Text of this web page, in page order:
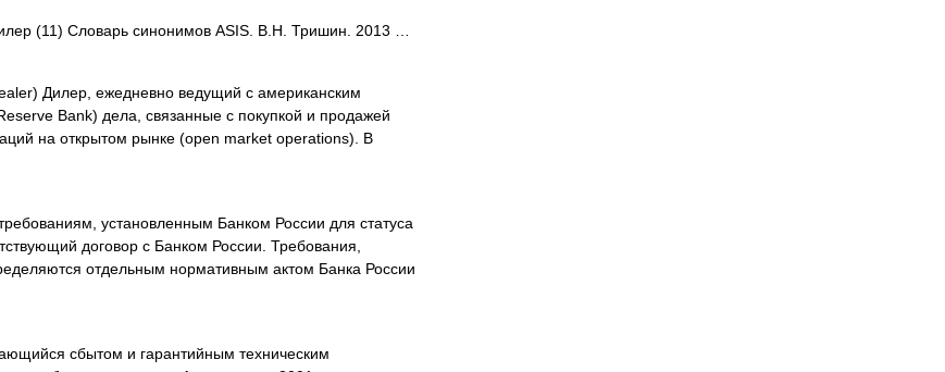
(11) Словарь синонимов ASIS. В.Н. Тришин. 2013 …
Дилер, ежедневно ведущий с американским
Bank) дела, связанные с покупкой и продажей
на открытом рынке (open market operations). В
установленным Банком России для статуса
договор с Банком России. Требования,
отдельным нормативным актом Банка России
сбытом и гарантийным техническим